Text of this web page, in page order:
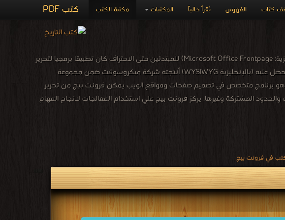
كتب PDF مكتبة الكتب المكتبات يُقرأ حالياً الفهرس كتاب
قسم يحتوي على كتب لشرح مايكروسوفت أوفيس فرونت بيج (بالإنجليزية: Microsoft Office Frontpage)‏ للمبتدئين حتى الاحتراف كان تطبيقا برمجيا لتحرير
إتش تي إم إل وتصميم وإدارة مواقع الويب يطبق مفهوم ما تراه هو ما تحصل عليه (بالإنجليزية WYSIWYG) أنتجته شركة ميكروسوفت ضمن مجموعة
برنامج متخصص في تصميم صفحات ومواقع الويب يمكن فرونت بيج من تحرير
المشتركة وغيرها. يركز فرونت بيج علي استخدام المعالجات لانجاح المهام
في فرونت بيج